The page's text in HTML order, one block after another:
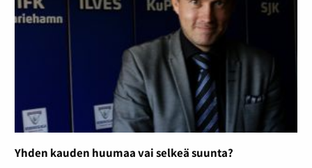
Yhden kauden huumaa vai selkeä suunta?